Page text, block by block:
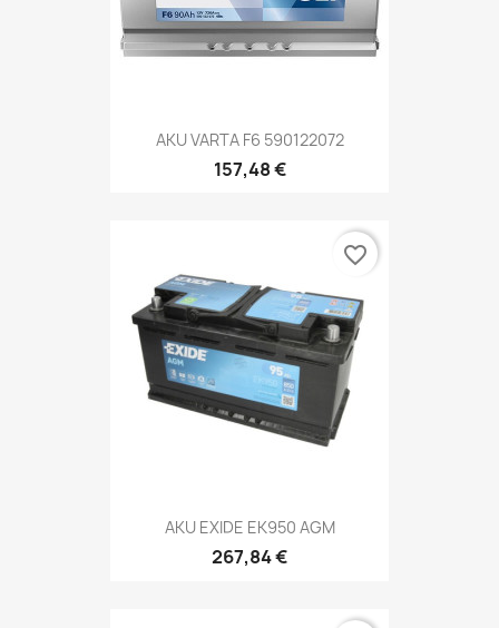
AKU VARTA F6 590122072
157,48 €
AKU EXIDE EK950 AGM
267,84 €
favorite_border